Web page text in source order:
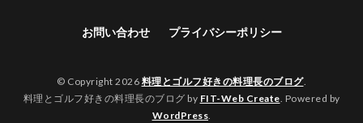
お問い合わせ プライバシーポリシー
© Copyright 2026 料理とゴルフ好きの料理長のブログ.
料理とゴルフ好きの料理長のブログ by FIT-Web Create. Powered by
WordPress.